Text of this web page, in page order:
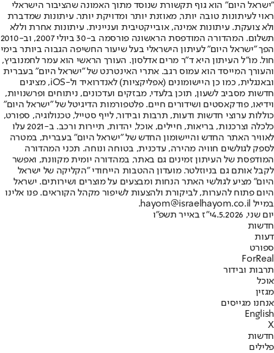
"ישראל היום" הוא גוף תקשורת שנוסד מתוך האמונה שהציבור הישראלי
ראוי לעיתונות טובה יותר, מאוזנת יותר ומדויקת יותר. עיתונות שמדברת
ולא צועקת. עיתונות אמינה, אובייקטיבית ועניינית. עיתונות אחרת וללא
תשלום. המהדורה המודפסת הראשונה פורסמה ב-30 ביולי 2007, וב-2010
הפך "ישראל היום" לעיתון הישראלי בעל שיעור החשיפה הגבוה ביותר בימי
חול. מו"ל העיתון היא ד"ר מרים אדלסון. העורך הראשי הוא עמר לחמנוביץ,
והעורך המייסד הוא עמוס רגב. אתרי האינטרנט של "ישראל היום" בעברית
ובאנגלית, כמו כן היישומונים (אפליקציות) לאנדרואיד ול-iOS, מציגים
חדשות מסביב לשעון, תוכן בלעדי, מבזקים ועדכונים, ניתוחים ופרשנויות,
וידיאו, פודקאסטים ושידורים חיים. פלטפורמות הדיגיטל של "ישראל היום"
כוללות ערוצי חדשות ודעות, תרבות ובידור, לייף סטייל, טכנולוגיה, ספורט,
כלכלה וצרכנות, בריאות, חיילים, אוכל, יהדות, תיירות ורכב. ב-2021 עלו
לאוויר האתר החדש והיישומון החדש של "ישראל היום" בעברית, במטרה
לספק לגולשים חוויה מהירה, עדכנית, בטוחה ונוחה. תכני המהדורה
המודפסת של העיתון זמינים גם באתר, במהדורה יומית מקוונת, ואפשר
לקבל אותם גם בניוזלטר. מועדון ההטבות הייחודי "הקליקה של ישראל
היום" מציע לגולשי האתר הנחות ומבצעים על מוצרים ושירותים. ישראל
היום פתוח להערות, לביקורת ולהצעות לשיפור מקהל הקוראים. פנו אלינו
במייל hayom@israelhayom.co.il.
יום שני, 4.5.2026
י"ז באייר תשפ"ו
חדשות
דעות
ספורט
ForReal
תרבות ובידור
אוכל
מגזין
אנחנו מגייסים
English
X
חדשות
פלילים